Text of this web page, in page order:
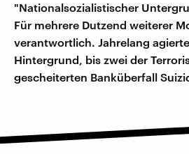
"Nationalsozialistischer
Für mehrere Dutzend weiterer
verantwortlich. Jahrelang
Hintergrund, bis zwei der
gescheiterten Banküberfall